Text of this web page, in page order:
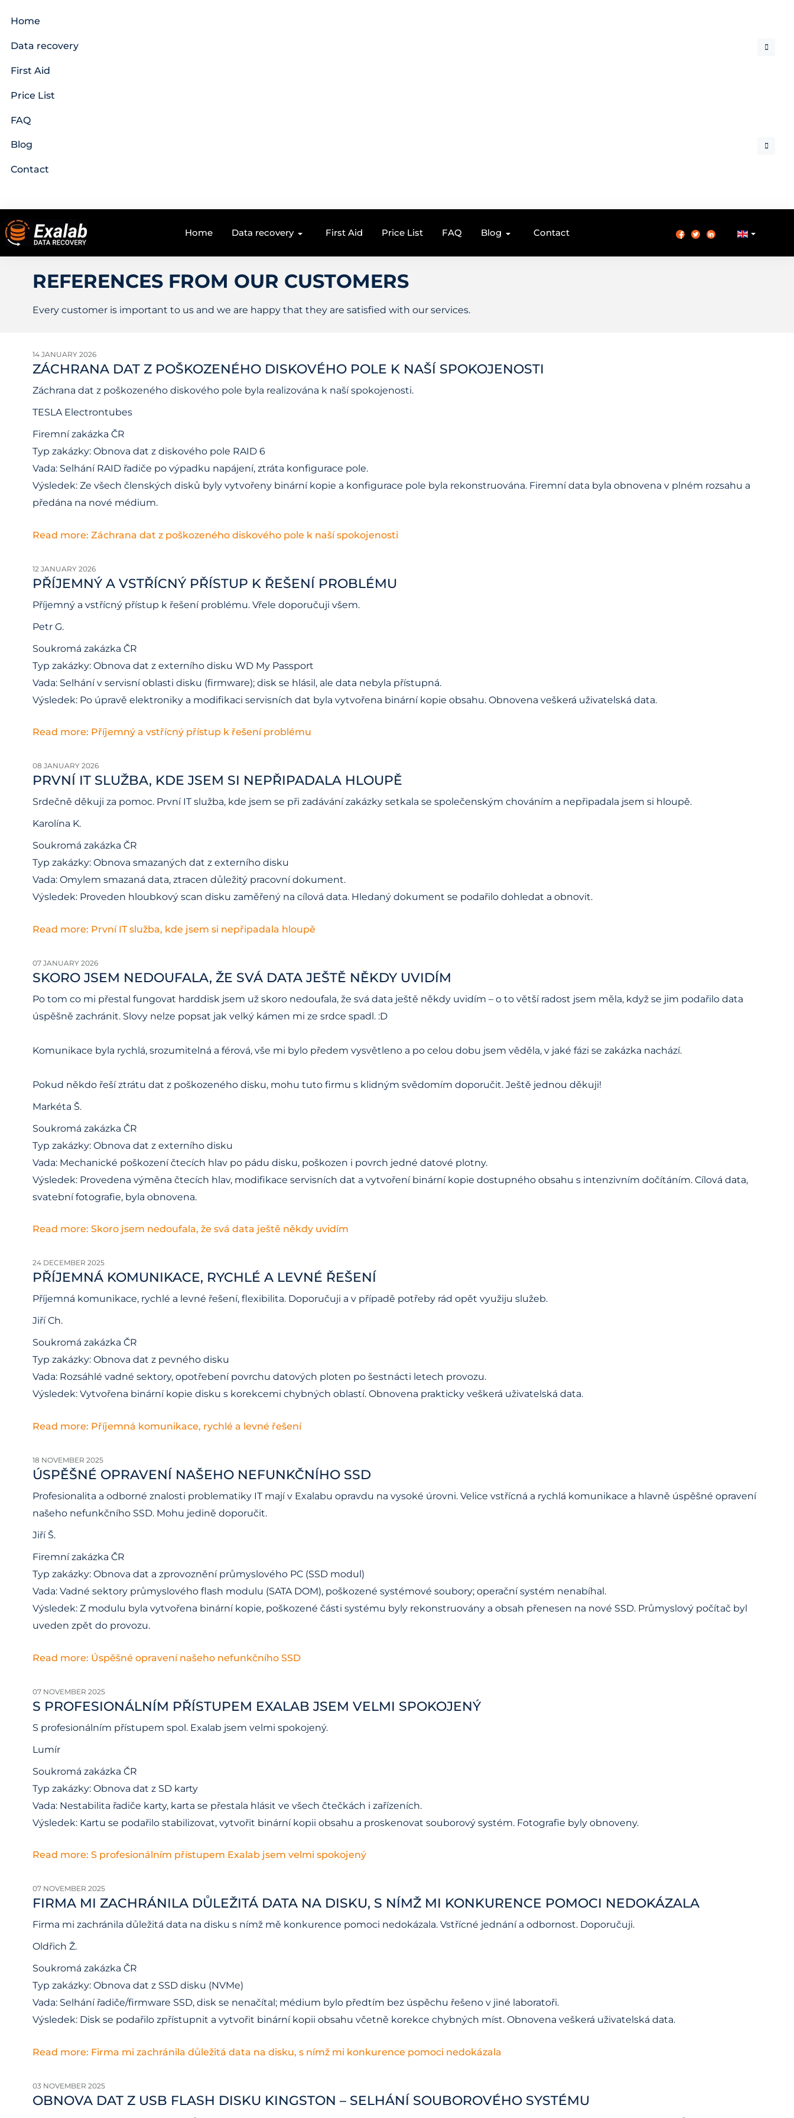
Home
Data recovery
First Aid
Price List
FAQ
Blog
Contact
Home Data recovery First Aid Price List FAQ Blog Contact
REFERENCES FROM OUR CUSTOMERS
Every customer is important to us and we are happy that they are satisfied with our services.
14 JANUARY 2026
ZÁCHRANA DAT Z POŠKOZENÉHO DISKOVÉHO POLE K NAŠÍ SPOKOJENOSTI
Záchrana dat z poškozeného diskového pole byla realizována k naší spokojenosti.
TESLA Electrontubes
Firemní zakázka ČR
Typ zakázky: Obnova dat z diskového pole RAID 6
Vada: Selhání RAID řadiče po výpadku napájení, ztráta konfigurace pole.
Výsledek: Ze všech členských disků byly vytvořeny binární kopie a konfigurace pole byla rekonstruována. Firemní data byla obnovena v plném rozsahu a
předána na nové médium.
Read more: Záchrana dat z poškozeného diskového pole k naší spokojenosti
12 JANUARY 2026
PŘÍJEMNÝ A VSTŘÍCNÝ PŘÍSTUP K ŘEŠENÍ PROBLÉMU
Příjemný a vstřícný přístup k řešení problému. Vřele doporučuji všem.
Petr G.
Soukromá zakázka ČR
Typ zakázky: Obnova dat z externího disku WD My Passport
Vada: Selhání v servisní oblasti disku (firmware); disk se hlásil, ale data nebyla přístupná.
Výsledek: Po úpravě elektroniky a modifikaci servisních dat byla vytvořena binární kopie obsahu. Obnovena veškerá uživatelská data.
Read more: Příjemný a vstřícný přístup k řešení problému
08 JANUARY 2026
PRVNÍ IT SLUŽBA, KDE JSEM SI NEPŘIPADALA HLOUPĚ
Srdečně děkuji za pomoc. První IT služba, kde jsem se při zadávání zakázky setkala se společenským chováním a nepřipadala jsem si hloupě.
Karolína K.
Soukromá zakázka ČR
Typ zakázky: Obnova smazaných dat z externího disku
Vada: Omylem smazaná data, ztracen důležitý pracovní dokument.
Výsledek: Proveden hloubkový scan disku zaměřený na cílová data. Hledaný dokument se podařilo dohledat a obnovit.
Read more: První IT služba, kde jsem si nepřipadala hloupě
07 JANUARY 2026
SKORO JSEM NEDOUFALA, ŽE SVÁ DATA JEŠTĚ NĚKDY UVIDÍM
Po tom co mi přestal fungovat harddisk jsem už skoro nedoufala, že svá data ještě někdy uvidím – o to větší radost jsem měla, když se jim podařilo data
úspěšně zachránit. Slovy nelze popsat jak velký kámen mi ze srdce spadl. :D
Komunikace byla rychlá, srozumitelná a férová, vše mi bylo předem vysvětleno a po celou dobu jsem věděla, v jaké fázi se zakázka nachází.
Pokud někdo řeší ztrátu dat z poškozeného disku, mohu tuto firmu s klidným svědomím doporučit. Ještě jednou děkuji!
Markéta Š.
Soukromá zakázka ČR
Typ zakázky: Obnova dat z externího disku
Vada: Mechanické poškození čtecích hlav po pádu disku, poškozen i povrch jedné datové plotny.
Výsledek: Provedena výměna čtecích hlav, modifikace servisních dat a vytvoření binární kopie dostupného obsahu s intenzivním dočítáním. Cílová data,
svatební fotografie, byla obnovena.
Read more: Skoro jsem nedoufala, že svá data ještě někdy uvidím
24 DECEMBER 2025
PŘÍJEMNÁ KOMUNIKACE, RYCHLÉ A LEVNÉ ŘEŠENÍ
Příjemná komunikace, rychlé a levné řešení, flexibilita. Doporučuji a v případě potřeby rád opět využiju služeb.
Jiří Ch.
Soukromá zakázka ČR
Typ zakázky: Obnova dat z pevného disku
Vada: Rozsáhlé vadné sektory, opotřebení povrchu datových ploten po šestnácti letech provozu.
Výsledek: Vytvořena binární kopie disku s korekcemi chybných oblastí. Obnovena prakticky veškerá uživatelská data.
Read more: Příjemná komunikace, rychlé a levné řešení
18 NOVEMBER 2025
ÚSPĚŠNÉ OPRAVENÍ NAŠEHO NEFUNKČNÍHO SSD
Profesionalita a odborné znalosti problematiky IT mají v Exalabu opravdu na vysoké úrovni. Velice vstřícná a rychlá komunikace a hlavně úspěšné opravení
našeho nefunkčního SSD. Mohu jedině doporučit.
Jiří Š.
Firemní zakázka ČR
Typ zakázky: Obnova dat a zprovoznění průmyslového PC (SSD modul)
Vada: Vadné sektory průmyslového flash modulu (SATA DOM), poškozené systémové soubory; operační systém nenabíhal.
Výsledek: Z modulu byla vytvořena binární kopie, poškozené části systému byly rekonstruovány a obsah přenesen na nové SSD. Průmyslový počítač byl
uveden zpět do provozu.
Read more: Úspěšné opravení našeho nefunkčního SSD
07 NOVEMBER 2025
S PROFESIONÁLNÍM PŘÍSTUPEM EXALAB JSEM VELMI SPOKOJENÝ
S profesionálním přístupem spol. Exalab jsem velmi spokojený.
Lumír
Soukromá zakázka ČR
Typ zakázky: Obnova dat z SD karty
Vada: Nestabilita řadiče karty, karta se přestala hlásit ve všech čtečkách i zařízeních.
Výsledek: Kartu se podařilo stabilizovat, vytvořit binární kopii obsahu a proskenovat souborový systém. Fotografie byly obnoveny.
Read more: S profesionálním přístupem Exalab jsem velmi spokojený
07 NOVEMBER 2025
FIRMA MI ZACHRÁNILA DŮLEŽITÁ DATA NA DISKU, S NÍMŽ MI KONKURENCE POMOCI NEDOKÁZALA
Firma mi zachránila důležitá data na disku s nímž mě konkurence pomoci nedokázala. Vstřícné jednání a odbornost. Doporučuji.
Oldřich Ž.
Soukromá zakázka ČR
Typ zakázky: Obnova dat z SSD disku (NVMe)
Vada: Selhání řadiče/firmware SSD, disk se nenačítal; médium bylo předtím bez úspěchu řešeno v jiné laboratoři.
Výsledek: Disk se podařilo zpřístupnit a vytvořit binární kopii obsahu včetně korekce chybných míst. Obnovena veškerá uživatelská data.
Read more: Firma mi zachránila důležitá data na disku, s nímž mi konkurence pomoci nedokázala
03 NOVEMBER 2025
OBNOVA DAT Z USB FLASH DISKU KINGSTON – SELHÁNÍ SOUBOROVÉHO SYSTÉMU